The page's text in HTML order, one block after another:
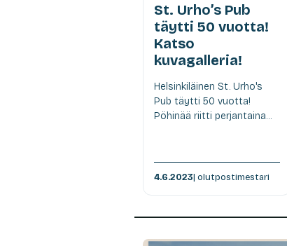
St. Urho’s Pub
täytti 50 vuotta!
Katso
kuvagalleria!
Helsinkiläinen St. Urho's
Pub täytti 50 vuotta!
Pöhinää riitti perjantaina...
4.6.2023| olutpostimestari